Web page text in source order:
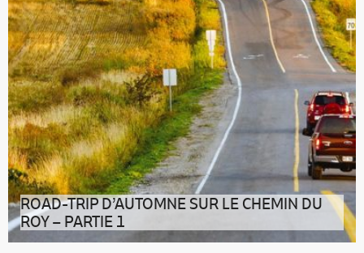
ROAD-TRIP D’AUTOMNE SUR LE CHEMIN DU
ROY – PARTIE 1